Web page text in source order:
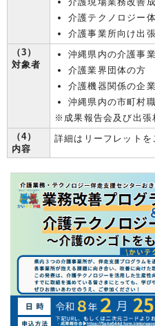
介護テクノロジー
介護事業所向け出
（3）
対象者
沖縄県内の介護事
介護業界団体の方
介護機器関係の企
沖縄県内の市町村
※成果報告会及び出張
（4）
内容
詳細はリーフレットを